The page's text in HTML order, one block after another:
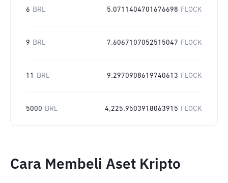
6 BRL 5.0711404701676698 FLOCK
9 BRL 7.6067107052515047 FLOCK
11 BRL 9.2970908619740613 FLOCK
5000 BRL 4,225.9503918063915 FLOCK
Cara Membeli Aset Kripto